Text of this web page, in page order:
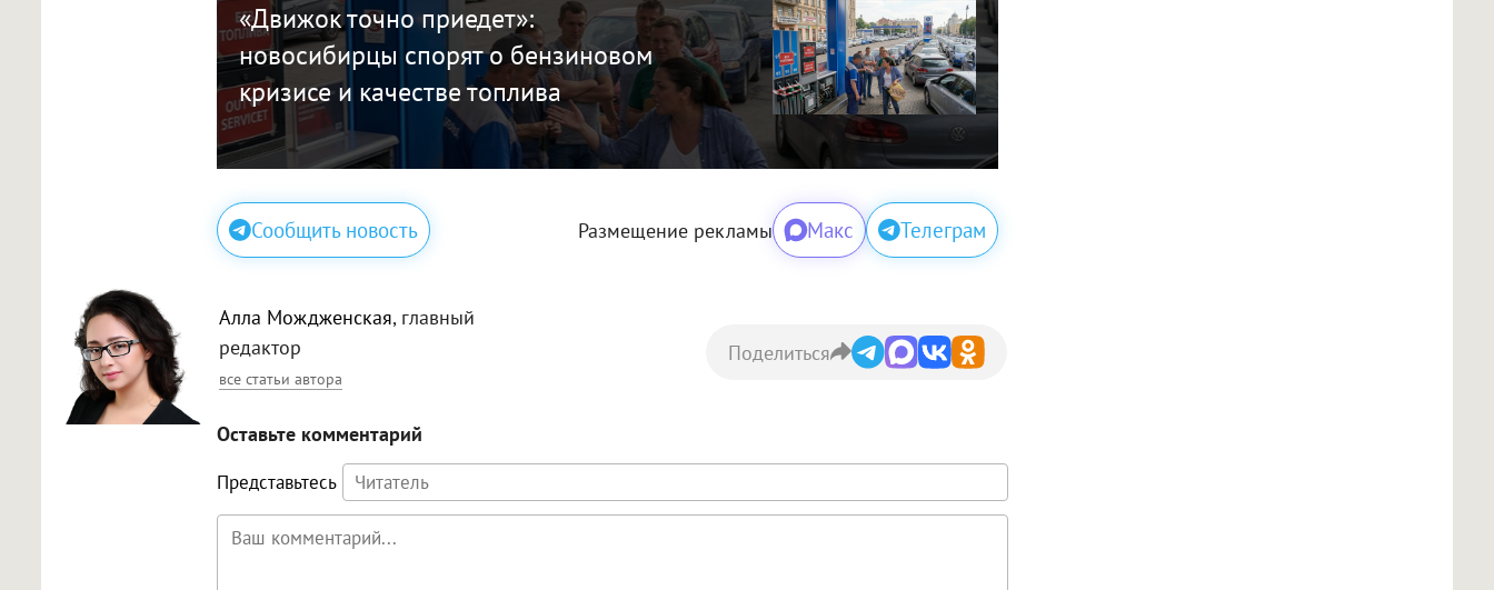
«Движок точно приедет»:
новосибирцы спорят о бензиновом
кризисе и качестве топлива
Сообщить новость Размещение рекламы Макс Телеграм
Алла Мождженская, главный
редактор
все статьи автора
Поделиться
Оставьте комментарий
Представьтесь